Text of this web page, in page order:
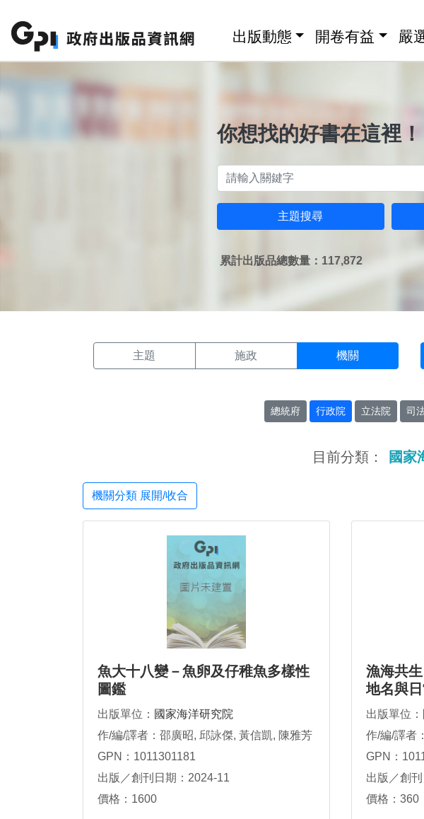
出版動態 開卷有益 嚴
你想找的好書在這裡！
主題搜尋
累計出版品總數量：117,872
主題 施政 機關
總統府 行政院 立法院 司
目前分類： 國家
機關分類 展開/收合
魚大十八變－魚卵及仔稚魚多樣性
圖鑑
出版單位： 國家海洋研究院
作/編/譯者：邵廣昭, 邱詠傑, 黃信凱, 陳雅芳
GPN：1011301181
出版／創刊日期：2024-11
價格：1600
漁海共
地名與
出版單位：
作/編/譯者
GPN：
出版／創
價格：360